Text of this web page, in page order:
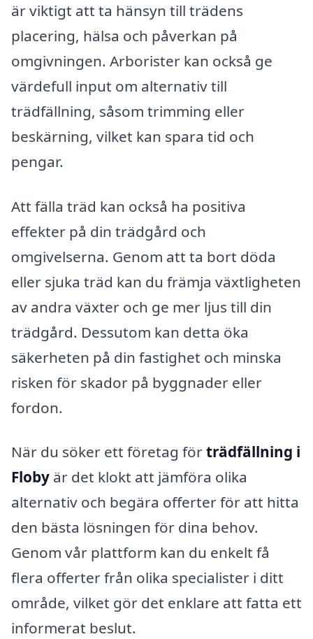
är viktigt att ta hänsyn till trädens
placering, hälsa och påverkan på
omgivningen. Arborister kan också ge
värdefull input om alternativ till
trädfällning, såsom trimming eller
beskärning, vilket kan spara tid och
pengar.
Att fälla träd kan också ha positiva
effekter på din trädgård och
omgivelserna. Genom att ta bort döda
eller sjuka träd kan du främja växtligheten
av andra växter och ge mer ljus till din
trädgård. Dessutom kan detta öka
säkerheten på din fastighet och minska
risken för skador på byggnader eller
fordon.
När du söker ett företag förträdfällning i
Floby är det klokt att jämföra olika
alternativ och begära offerter för att hitta
den bästa lösningen för dina behov.
Genom vår plattform kan du enkelt få
flera offerter från olika specialister i ditt
område, vilket gör det enklare att fatta ett
informerat beslut.